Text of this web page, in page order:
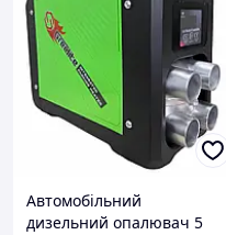
Автомобільний
дизельний опалювач 5